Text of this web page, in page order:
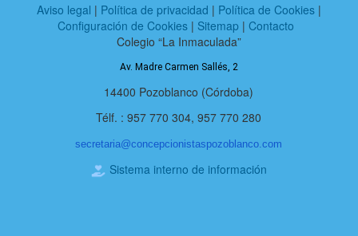
Aviso legal | Política de privacidad | Política de Cookies|
Configuración de Cookies| Sitemap | Contacto
Colegio “La Inmaculada”
Av. Madre Carmen Sallés, 2
14400 Pozoblanco (Córdoba)
Télf. : 957 770 304, 957 770 280
secretaria@concepcionistaspozoblanco.com
Sistema interno de información